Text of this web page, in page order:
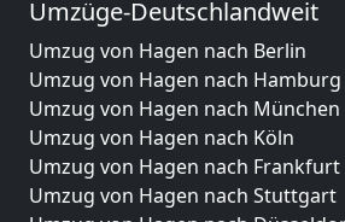
Umzüge-Deutschlandweit
Umzug von Hagen nach Berlin
Umzug von Hagen nach Hamburg
Umzug von Hagen nach München
Umzug von Hagen nach Köln
Umzug von Hagen nach
Umzug von Hagen nach Stuttgart